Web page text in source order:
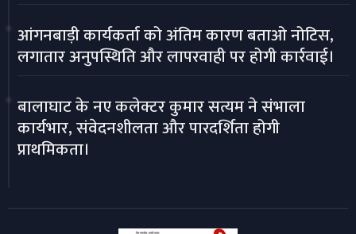
आंगनबाड़ी कार्यकर्ता को अंतिम कारण बताओ नोटिस,
लगातार अनुपस्थिति और लापरवाही पर होगी कार्रवाई।
बालाघाट के नए कलेक्टर कुमार सत्यम ने संभाला
कार्यभार, संवेदनशीलता और पारदर्शिता होगी
प्राथमिकता।